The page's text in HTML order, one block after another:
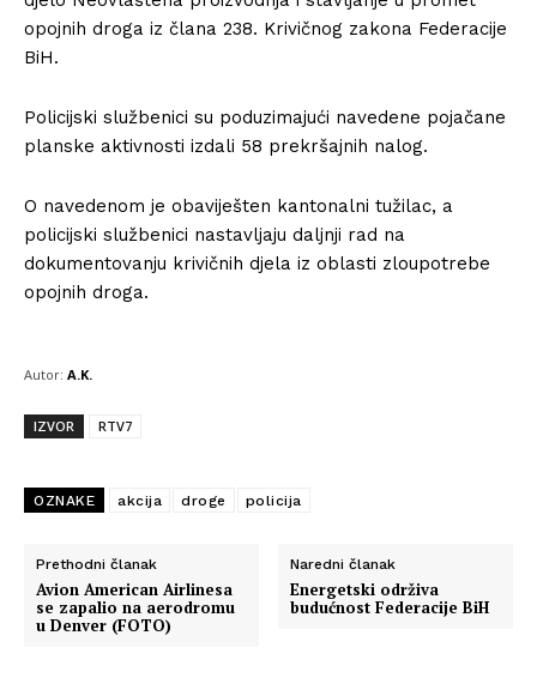
opojnih droga iz člana 238. Krivičnog zakona Federacije
BiH.
Policijski službenici su poduzimajući navedene pojačane
planske aktivnosti izdali 58 prekršajnih nalog.
O navedenom je obaviješten kantonalni tužilac, a
policijski službenici nastavljaju daljnji rad na
dokumentovanju krivičnih djela iz oblasti zloupotrebe
opojnih droga.
Autor: A.K.
IZVOR RTV7
OZNAKE akcija droge policija
Prethodni članak
Avion American Airlinesa
se zapalio na aerodromu
u Denver (FOTO)
Naredni članak
Energetski održiva
budućnost Federacije BiH